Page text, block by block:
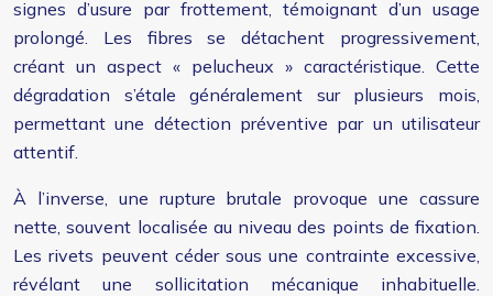
signes d’usure par frottement, témoignant d’un usage
prolongé. Les fibres se détachent progressivement,
créant un aspect « pelucheux » caractéristique. Cette
dégradation s’étale généralement sur plusieurs mois,
permettant une détection préventive par un utilisateur
attentif.
À l’inverse, une rupture brutale provoque une cassure
nette, souvent localisée au niveau des points de fixation.
Les rivets peuvent céder sous une contrainte excessive,
révélant une sollicitation mécanique inhabituelle.